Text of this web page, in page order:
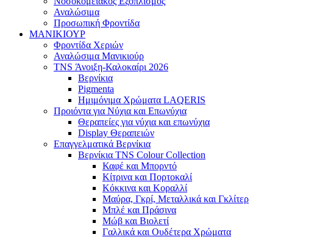
Αναλώσιμα
Προσωπική Φροντίδα
ΜΑΝΙΚΙΟΥΡ
Φροντίδα Χεριών
Αναλώσιμα Μανικιούρ
TNS Άνοιξη-Καλοκαίρι 2026
Βερνίκια
Pigmenta
Ημιμόνιμα Χρώματα LAQERIS
Προιόντα για Νύχια και Επωνύχια
Θεραπείες για νύχια και επωνύχια
Display Θεραπειών
Επαγγελματικά Βερνίκια
Βερνίκια TNS Colour Collection
Καφέ και Μπορντό
Κίτρινα και Πορτοκαλί
Κόκκινα και Κοραλλί
Μαύρα, Γκρί, Μεταλλικά και Γκλίτερ
Μπλέ και Πράσινα
Μώβ και Βιολετί
Γαλλικά και Ουδέτερα Χρώματα